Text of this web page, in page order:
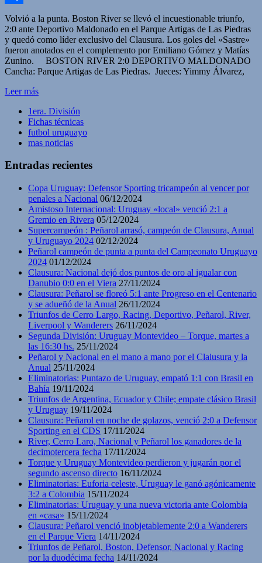
Compartir
Volvió a la punta. Boston River se llevó el incuestionable triunfo,
2:0 ante Deportivo Maldonado en el Parque Artigas de Las Piedras
y quedó como líder exclusivo del Clausura. Los goles del «Sastre»
fueron anotados en el complemento por Emiliano Gómez y Matías
Zunino. BOSTON RIVER 2:0 DEPORTIVO MALDONADO
Cancha: Parque Artigas de Las Piedras. Jueces: Yimmy Álvarez,
Leer más
1era. División
Fichas técnicas
futbol uruguayo
mas noticias
Entradas recientes
Copa Uruguay: Defensor Sporting tricampeón al vencer por
penales a Nacional 06/12/2024
Amistoso Internacional: Uruguay «local» venció 2:1 a
Gremio en Rivera 05/12/2024
Supercampeón : Peñarol arrasó, campeón de Clausura, Anual
y Uruguayo 2024 02/12/2024
Peñarol campeón de punta a punta del Campeonato Uruguayo
2024 01/12/2024
Clausura: Nacional dejó dos puntos de oro al igualar con
Danubio 0:0 en el Viera 27/11/2024
Clausura: Peñarol se floreó 5:1 ante Progreso en el Centenario
y se adueñó de la Anual 26/11/2024
Triunfos de Cerro Largo, Racing, Deportivo, Peñarol, River,
Liverpool y Wanderers 26/11/2024
Segunda División: Uruguay Montevideo – Torque, martes a
las 16:30 hs. 25/11/2024
Peñarol y Nacional en el mano a mano por el Claiusura y la
Anual 25/11/2024
Eliminatorias: Puntazo de Uruguay, empató 1:1 con Brasil en
Bahía 19/11/2024
Triunfos de Argentina, Ecuador y Chile; empate clásico Brasil
y Uruguay 19/11/2024
Clausura: Peñarol en noche de golazos, venció 2:0 a Defensor
Sporting en el CDS 17/11/2024
River, Cerro Laro, Nacional y Peñarol los ganadores de la
decimotercera fecha 17/11/2024
Torque y Uruguay Montevideo perdieron y jugarán por el
segundo ascenso directo 16/11/2024
Eliminatorias: Euforia celeste, Uruguay le ganó agónicamente
3:2 a Colombia 15/11/2024
Eliminatorias: Uruguay y una nueva victoria ante Colombia
en «casa» 15/11/2024
Clausura: Peñarol venció inobjetablemente 2:0 a Wanderers
en el Parque Viera 14/11/2024
Triunfos de Peñarol, Boston, Defensor, Nacional y Racing
por la duodécima fecha 14/11/2024